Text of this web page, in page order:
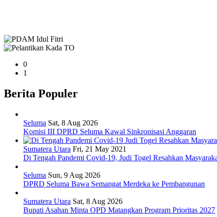
0
1
Berita Populer
Seluma Sat, 8 Aug 2026
Komisi III DPRD Seluma Kawal Sinkronisasi Anggaran
Sumatera Utara Fri, 21 May 2021
Di Tengah Pandemi Covid-19, Judi Togel Resahkan
Seluma Sun, 9 Aug 2026
DPRD Seluma Bawa Semangat Merdeka ke Pembangunan
Sumatera Utara Sat, 8 Aug 2026
Bupati Asahan Minta OPD Matangkan Program Prioritas 2027